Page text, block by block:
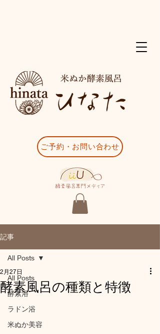
ご予約・お問い合わせ
記事
All Posts
酵素浴
ラドン浴
米ぬか美容
All Posts
酵素風呂の種類と特徴
2月27日